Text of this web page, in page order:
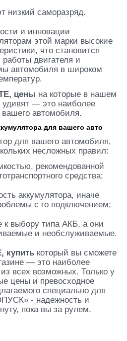
низкий саморазряд.
и инновации
этой марки высокие
что становится
двигателя и
автомобиля в широком
цены на которые в нашем
удивят — это наиболее
вашего автомобиля.
для вашего авто
для вашего автомобиля,
несложных правил:
рекомендованной
средства;
аккумулятора, иначе
с го подключением;
к выбору типа АКБ, а они
и необслуживаемые.
купить который вы сможете
— это наиболее
всех возможных. Только у
цены и превосходное
специально для
- надежность и
пока вы за рулем.